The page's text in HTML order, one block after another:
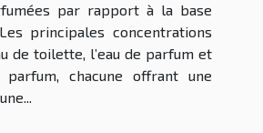
par rapport à la base
principales concentrations
de toilette, l’eau de parfum et
parfum, chacune offrant une